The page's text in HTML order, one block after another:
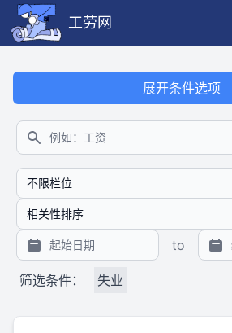
工劳网
展开条件选项
搜索
to
筛选条件： 失业